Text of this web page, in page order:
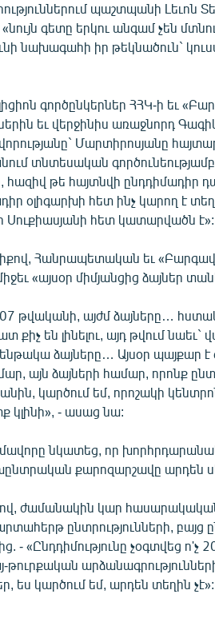
պաշտպանի Լեւոն
գետը երկու անգամ չեն
նախագահի իր թեկնածուն`
գործընկերներ ՀՀԿ-ի եւ
եւ վերջինիս առաջնորդ
Մարտիրոսյանը
տնտեսական
թե հայտնվի ընդդիմադիր
օլիգարխի հետ ինչ կարող է
հետ կատարվածն է»:
Հանրապետական եւ
«այսօր միմյանցից ձայներ
թվականի, այժմ ձայները…
քիչ են լինելու, այդ թվում նաեւ`
ձայները… Այսօր պայքար է
այն ձայների համար, որոնք
կարծում եմ, որոշակի
կլինի», - ասաց նա:
նկատեց, որ
քարոզարշավը արդեն
ժամանակին կար հասարակական
ընտրությունների, բայց
- «Ընդդիմությունը չօգտվեց
թուրքական
ես կարծում եմ, արդեն տեղին չէ»: